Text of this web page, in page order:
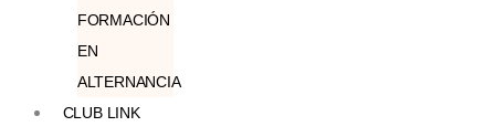
FORMACIÓN
EN
ALTERNANCIA
CLUB LINK